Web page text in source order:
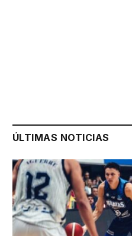
ÚLTIMAS NOTICIAS